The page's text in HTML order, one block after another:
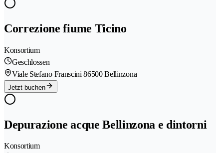
Correzione fiume Ticino
Konsortium
Geschlossen
Viale Stefano Franscini 86500 Bellinzona
Jetzt buchen
Depurazione acque Bellinzona e dintorni
Konsortium